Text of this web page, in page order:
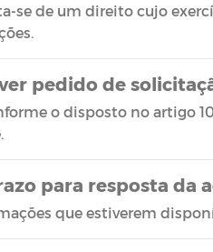
se de um direito cujo
pedido de
o disposto no artigo
para resposta da
que estiverem